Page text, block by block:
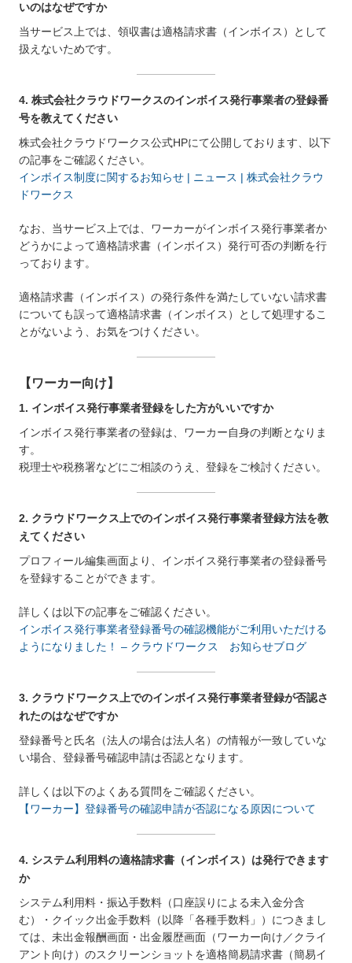
いのはなぜですか
当サービス上では、領収書は適格請求書（インボイス）として
扱えないためです。
4. 株式会社クラウドワークスのインボイス発行事業者の登録番
号を教えてください
株式会社クラウドワークス公式HPにて公開しております、以下
の記事をご確認ください。
インボイス制度に関するお知らせ | ニュース | 株式会社クラウ
ドワークス
なお、当サービス上では、ワーカーがインボイス発行事業者か
どうかによって適格請求書（インボイス）発行可否の判断を行
っております。
適格請求書（インボイス）の発行条件を満たしていない請求書
についても誤って適格請求書（インボイス）として処理するこ
とがないよう、お気をつけください。
【ワーカー向け】
1. インボイス発行事業者登録をした方がいいですか
インボイス発行事業者の登録は、ワーカー自身の判断となりま
す。
税理士や税務署などにご相談のうえ、登録をご検討ください。
2. クラウドワークス上でのインボイス発行事業者登録方法を教
えてください
プロフィール編集画面より、インボイス発行事業者の登録番号
を登録することができます。
詳しくは以下の記事をご確認ください。
インボイス発行事業者登録番号の確認機能がご利用いただける
ようになりました！ – クラウドワークス お知らせブログ
3. クラウドワークス上でのインボイス発行事業者登録が否認さ
れたのはなぜですか
登録番号と氏名（法人の場合は法人名）の情報が一致していな
い場合、登録番号確認申請は否認となります。
詳しくは以下のよくある質問をご確認ください。
【ワーカー】登録番号の確認申請が否認になる原因について
4. システム利用料の適格請求書（インボイス）は発行できます
か
システム利用料・振込手数料（口座誤りによる未入金分含
む）・クイック出金手数料（以降「各種手数料」）につきまし
ては、未出金報酬画面・出金履歴画面（ワーカー向け／クライ
アント向け）のスクリーンショットを適格簡易請求書（簡易イ